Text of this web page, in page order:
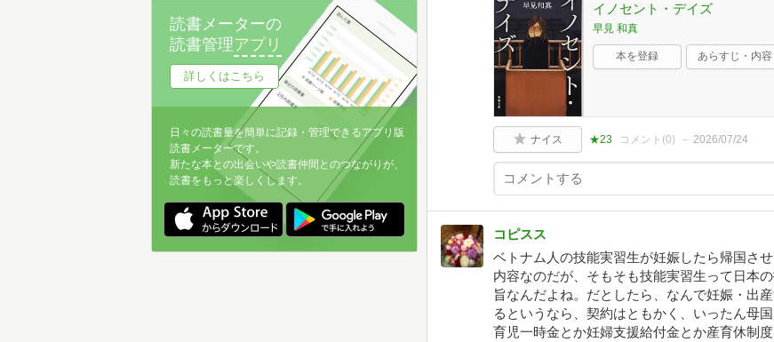
イノセント・デイズ
早見 和真
本を登録 あらすじ・内容
ナイス ★23 コメント(0) 2026/07/24
コピスス
ベトナム人の技能実習生が妊娠したら帰国さ
内容なのだが、そもそも技能実習生って日本
旨なんだよね。だとしたら、なんで妊娠・出
るというなら、契約はともかく、いったん母
育児一時金とか妊婦支援給付金とか産育休制
読書メーターの
読書管理アプリ
詳しくはこちら
日々の読書量を簡単に記録・管理できるアプリ版
読書メーターです。
新たな本との出会いや読書仲間とのつながりが、
読書をもっと楽しくします。